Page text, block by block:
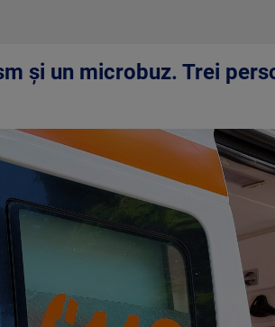
şi un microbuz. Trei